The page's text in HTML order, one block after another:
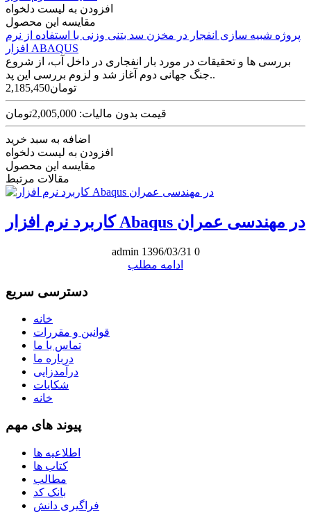
افزودن به لیست دلخواه
مقایسه این محصول
پروژه شبیه سازی انفجار در مخزن سد بتنی وزنی با استفاده از نرم
افزار ABAQUS
بررسی ها و تحقیقات در مورد بار انفجاری در داخل آب، از شروع
جنگ جهانی دوم آغاز شد و لزوم بررسی این پد..
2,185,450تومان
قیمت بدون مالیات: 2,005,000تومان
اضافه به سبد خرید
افزودن به لیست دلخواه
مقایسه این محصول
مقالات مرتبط
کاربرد نرم افزار Abaqus در مهندسی عمران
admin 1396/03/31 0
ادامه مطلب
دسترسی سریع
خانه
قوانین و مقررات
تماس با ما
درباره ما
درآمدزایی
شکایات
خانه
پیوند های مهم
اطلاعیه ها
کتاب ها
مطالب
بانک کد
فراگیری دانش